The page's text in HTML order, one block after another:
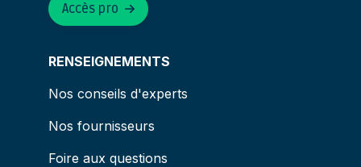
RENSEIGNEMENTS
Nos conseils d'experts
Nos fournisseurs
Foire aux questions
Accès pro